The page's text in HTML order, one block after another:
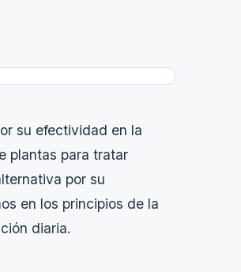
su efectividad en la
plantas para tratar
por su
en los principios de la
diaria.